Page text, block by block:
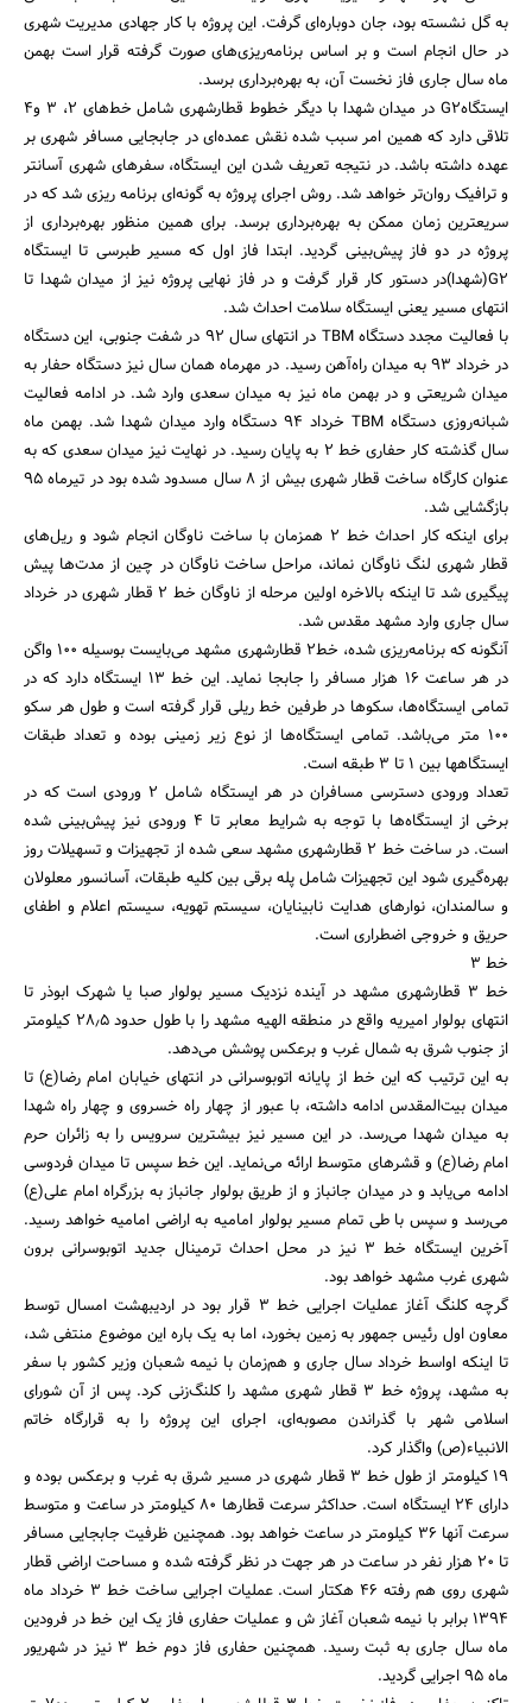
به گل نشسته بود، جان دوباره‌ای گرفت. این پروژه با کار جهادی مدیریت شهری
در حال انجام است و بر اساس برنامه‌ریزی‌های صورت گرفته قرار است بهمن
ماه سال جاری فاز نخست آن، به بهره‌‎برداری برسد.
ایستگاهG2 در میدان شهدا با دیگر خطوط قطارشهری شامل خط‌های 2، 3 و4
تلاقی دارد که همین امر سبب شده نقش عمده‌ای در جابجایی مسافر شهری بر
عهده داشته باشد. در نتیجه تعریف شدن این ایستگاه، سفرهای شهری آسانتر
و ترافیک روان‌تر خواهد شد. روش اجرای پروژه به گونه‌ای برنامه ریزی شد که در
سریعترین زمان ممکن به بهره‌برداری برسد. برای همین منظور بهره‌برداری از
پروژه در دو فاز پیش‌بینی گردید. ابتدا فاز اول که مسیر طبرسی تا ایستگاه
G2(شهدا)در دستور کار قرار گرفت و در فاز نهایی پروژه نیز از میدان شهدا تا
انتهای مسیر یعنی ایستگاه سلامت احداث شد.
با فعالیت مجدد دستگاه TBM در انتهای سال 92 در شفت جنوبی، این دستگاه
در خرداد 93 به میدان راه‌آهن رسید. در مهرماه همان سال نیز دستگاه حفار به
میدان شریعتی و در بهمن ماه نیز به میدان سعدی وارد شد. در ادامه فعالیت
شبانه‌روزی دستگاه TBM خرداد 94 دستگاه وارد میدان شهدا شد. بهمن ماه
سال گذشته کار حفاری خط 2 به پایان رسید. در نهایت نیز میدان سعدی که به
عنوان کارگاه ساخت قطار شهری بیش از 8 سال مسدود شده بود در تیرماه 95
بازگشایی شد.
برای اینکه کار احداث خط 2 همزمان با ساخت ناوگان‌ انجام شود و ریل‌های
قطار شهری لنگ ناوگان نماند، مراحل ساخت ناوگان‌ در چین از مدت‌ها پیش
پیگیری شد تا اینکه بالاخره اولین مرحله از ناوگان خط 2 قطار شهری در خرداد
سال جاری وارد مشهد مقدس شد.
آنگونه که برنامه‌ریزی شده، خط2 قطارشهری مشهد می‌بایست بوسیله 100 واگن
در هر ساعت 16 هزار مسافر را جابجا نماید. این خط 13 ایستگاه دارد که در
تمامی ایستگاه‌ها، سکوها در طرفین خط ریلی قرار گرفته است و طول هر سکو
100 متر می‌باشد. تمامی ایستگاه‌ها از نوع زیر زمینی بوده و تعداد طبقات
ایستگاهها بین 1 تا 3 طبقه است.
تعداد ورودی دسترسی مسافران در هر ایستگاه شامل 2 ورودی است که در
برخی از ایستگاه‌ها با توجه به شرایط معابر تا 4 ورودی نیز پیش‌بینی شده
است. در ساخت خط 2 قطارشهری مشهد سعی شده از تجهیزات و تسهیلات روز
بهره‌گیری شود این تجهیزات شامل پله برقی بین کلیه طبقات، آسانسور معلولان
و سالمندان، نوارهای هدایت نابینایان، سیستم تهویه، سیستم اعلام و اطفای
حریق و خروجی اضطراری است.
خط 3
خط 3 قطارشهری مشهد در آینده نزدیک مسیر بولوار صبا یا شهرک ابوذر تا
انتهای بولوار امیریه واقع در منطقه الهیه مشهد را با طول حدود ۲۸٫۵ کیلومتر
از جنوب شرق به شمال غرب و برعکس پوشش می‌‌دهد.
به این ترتیب که این خط از پایانه اتوبوسرانی در انتهای خیابان امام رضا(ع) تا
میدان بیت‌المقدس ادامه داشته، با عبور از چهار راه خسروی و چهار راه شهدا
به میدان شهدا می‌رسد. در این مسیر نیز بیشترین سرویس را به زائران حرم
امام رضا(ع) و قشرهای متوسط ارائه می‌نماید. این خط سپس تا میدان فردوسی
ادامه می‌یابد و در میدان جانباز و از طریق بولوار جانباز به بزرگراه امام علی(ع)
می‌رسد و سپس با طی تمام مسیر بولوار امامیه به اراضی امامیه خواهد رسید.
آخرین ایستگاه خط 3 نیز در محل احداث ترمینال جدید اتوبوسرانی برون
شهری غرب مشهد خواهد بود.
گرچه کلنگ آغاز عملیات اجرایی‌ خط 3 قرار بود در اردیبهشت امسال توسط
معاون اول رئیس جمهور به زمین بخورد، اما به یک باره این موضوع منتفی شد،
تا اینکه اواسط خرداد سال جاری و هم‌زمان با نیمه شعبان وزیر کشور با سفر
به مشهد، پروژه خط 3 قطار شهری مشهد را کلنگ‌زنی کرد. پس از آن شورای
اسلامی شهر با گذراندن مصوبه‌ای، اجرای این پروژه را به قرارگاه خاتم
الانبیاء(ص) واگذار کرد.
۱۹ کیلومتر از طول خط ۳ قطار شهری در مسیر شرق به غرب و برعکس بوده و
دارای ۲4 ایستگاه است. حداکثر سرعت قطارها ۸۰ کیلومتر در ساعت و متوسط
سرعت آنها ۳۶ کیلومتر در ساعت خواهد بود. همچنین ظرفیت جابجایی مسافر
تا 20 هزار نفر در ساعت در هر جهت در نظر گرفته شده و مساحت اراضی قطار
شهری روی هم رفته ۴۶ هکتار است. عملیات اجرایی ساخت خط ۳ خرداد ماه
۱۳۹۴ برابر با نیمه شعبان آغاز ش و عملیات حفاری فاز یک این خط در فرودین
ماه سال جاری به ثبت رسید. همچنین حفاری فاز دوم خط 3 نیز در شهریور
ماه 95 اجرایی گردید.